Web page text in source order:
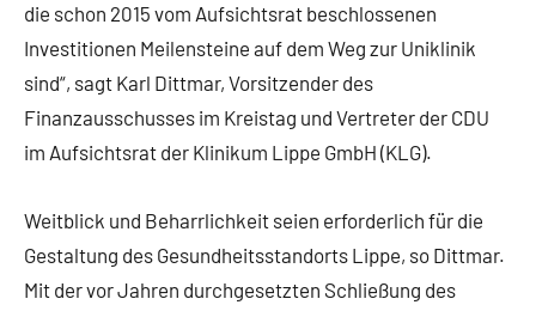
die schon 2015 vom Aufsichtsrat beschlossenen
Investitionen Meilensteine auf dem Weg zur Uniklinik
sind“, sagt Karl Dittmar, Vorsitzender des
Finanzausschusses im Kreistag und Vertreter der CDU
im Aufsichtsrat der Klinikum Lippe GmbH (KLG).
Weitblick und Beharrlichkeit seien erforderlich für die
Gestaltung des Gesundheitsstandorts Lippe, so Dittmar.
Mit der vor Jahren durchgesetzten Schließung des